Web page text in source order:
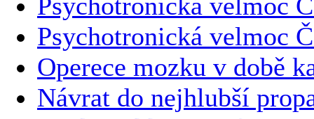
Psychotronická velmoc
Operece mozku v době
Návrat do nejhlubší